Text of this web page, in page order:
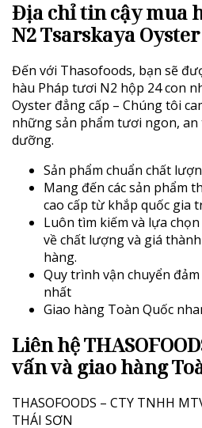
Địa chỉ tin cậy mua
N2 Tsarskaya
Đến với Thasofoods, bạn sẽ
hàu Pháp tươi N2 hộp 24 con
Oyster đẳng cấp – Chúng tôi
những sản phẩm tươi ngon, an
dưỡng.
Sản phẩm chuẩn chất
Mang đến các sản phẩm
cao cấp từ khắp quốc gia
Luôn tìm kiếm và lựa
về chất lượng và giá
hàng.
Quy trình vận chuyển
nhất
Giao hàng Toàn Quốc
Liên hệ
vấn và giao hàng
THASOFOODS – CTY TNHH
THÁI SƠN